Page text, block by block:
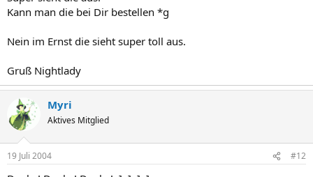
Kann man die bei Dir bestellen *g
Nein im Ernst die sieht super toll aus.
Gruß Nightlady
Myri
Aktives Mitglied
19 Juli 2004 #12